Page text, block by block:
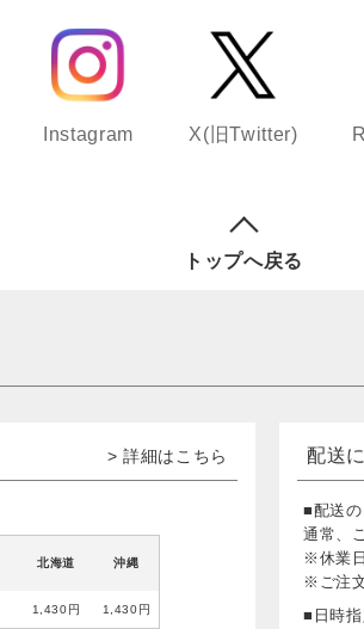
Instagram X(旧Twitter)
トップへ戻る
> 詳細はこちら
北海道 沖縄
1,430円 1,430円
配送
■配送
通常、
※休業
※ご注
■日時